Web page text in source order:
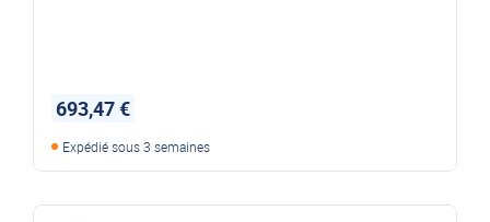
693,47 €
Expédié sous 3 semaines